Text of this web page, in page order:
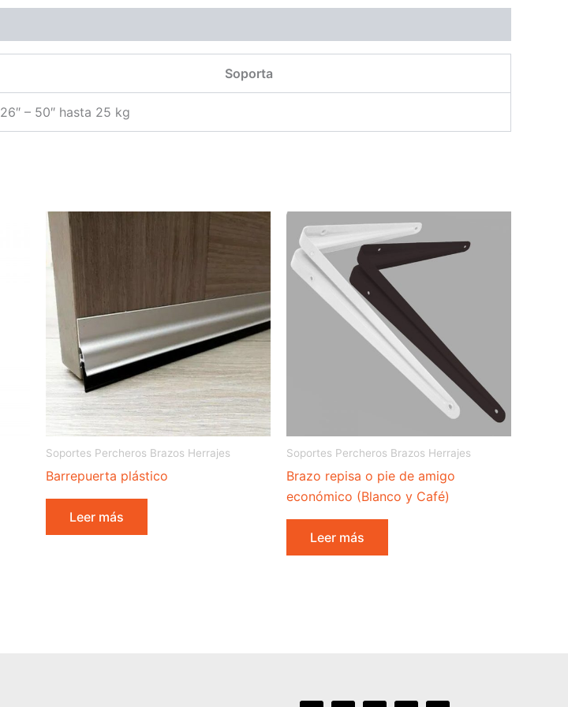
Soporta
26″ – 50″ hasta 25 kg
Soportes Percheros Brazos Herrajes
Barrepuerta plástico
Leer más
Soportes Percheros Brazos Herrajes
Brazo repisa o pie de amigo
económico (Blanco y Café)
Leer más